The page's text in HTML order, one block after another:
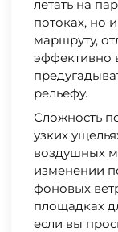
летать на
потоках, но
маршруту,
эффективно
рельефу.
Сложность
узких
воздушных
изменении
фоновых
площадках
если вы